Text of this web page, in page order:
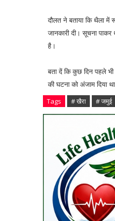
दौलत ने बताया कि थैला में
जानकारी दी। सूचना
है।
बता दें कि कुछ दिन पहले
की घटना को अंजाम दिया
Tags # खैरा # जमुई